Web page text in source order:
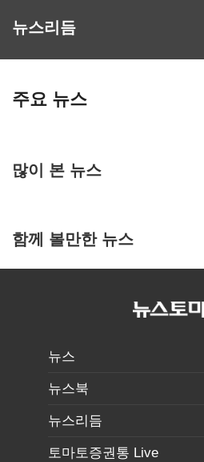
뉴스리듬
주요 뉴스
많이 본 뉴스
함께 볼만한 뉴스
뉴스
뉴스북
뉴스리듬
토마토증권통 Live